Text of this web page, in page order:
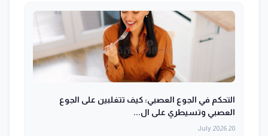
التحكم في الجوع العصبي: كيف تتغلبين على الجوع
العصبي وتسيطري على ال...
20 July 2026